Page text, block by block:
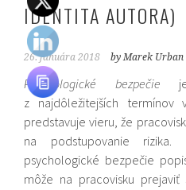
IDENTITA AUTORA)
26. januára 2018 by Marek Urban
Psychologické bezpečie je
z najdôležitejších termínov
predstavuje vieru, že
na podstupovanie
psychologické bezpečie
môže na pracovisku prejaviť